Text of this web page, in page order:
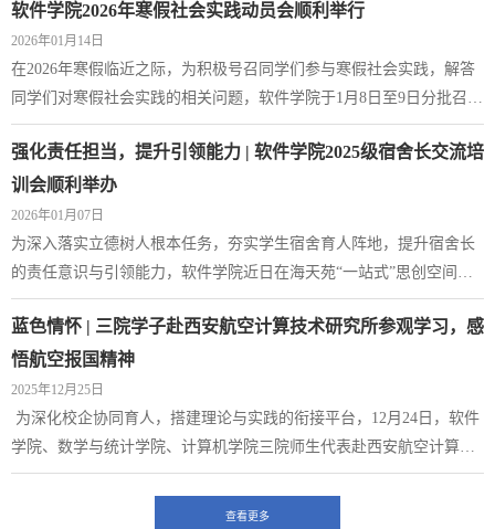
记陈博、全体辅导员老师参加会议，会议由辅导员腾红磊主持。本次
推进会采用“项目展示+专家质询”的形式，13个团队进行路演。各团队
围绕创新价值、技术壁垒与应用前景等核心维度展示项目，专家则紧
扣赛事要求与产业前沿进行精准研...
软件学院2026年寒假社会实践动员会顺利举行
2026年01月14日
在2026年寒假临近之际，为积极号召同学们参与寒假社会实践，解答
同学们对寒假社会实践的相关问题，软件学院于1月8日至9日分批召开
2024级、2025级寒假社会实践专题动员会，为同学们全面解读实践安
排，分享优秀实践经验。会议伊始，实践部负责人庞佳泽、张文豫分
别面向2025级、2024级本科生，围绕《关于开展2026年寒假大学生社
会实践活动的通知》展开深入解读，从实践主题分类、申报材料规
范、流程时间节点、安全注意事项等维度进...
强化责任担当，提升引领能力 | 软件学院2025级宿舍长交流培
训会顺利举办
2026年01月07日
为深入落实立德树人根本任务，夯实学生宿舍育人阵地，提升宿舍长
的责任意识与引领能力，软件学院近日在海天苑“一站式”思创空间组
织召开2025级本科生宿舍长交流培训会。学院党委副书记陈博担任主
讲，2025级辅导员腾红磊主持，全体2025级宿舍长参与。会议伊始，
陈博通过互动提问，引导同学们认识到宿舍是大学生活中最基础、最
密切的集体单元，深刻阐释了宿舍长工作的重要性与使命感。陈博结
合自身辅导员经历，分享了学院部分优...
蓝色情怀 | 三院学子赴西安航空计算技术研究所参观学习，感
悟航空报国精神
2025年12月25日
为深化校企协同育人，搭建理论与实践的衔接平台，12月24日，软件
学院、数学与统计学院、计算机学院三院师生代表赴西安航空计算技
术研究所（631所）开展蓝色情怀活动，631所人力资源部校企合作主
查看更多